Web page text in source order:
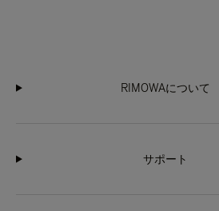
RIMOWAについて
サポート